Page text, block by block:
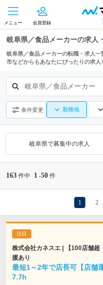
メニュー 会員登録
岐阜県／食品メーカーの求人
岐阜県／食品メーカーの転職・求人
市などからもあなたにぴったりの求人
岐阜県／食品メーカー
条件変更 勤務地
岐阜県で募集中の求人
163 件中 1 -50 件
1 2
株式会社カネスエ | 【100店舗
援あり
最短1～2年で店長可【店
7.7h